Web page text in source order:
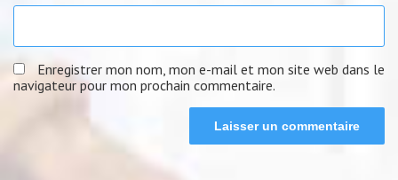
Enregistrer mon nom, mon e-mail et mon site web dans le
navigateur pour mon prochain commentaire.